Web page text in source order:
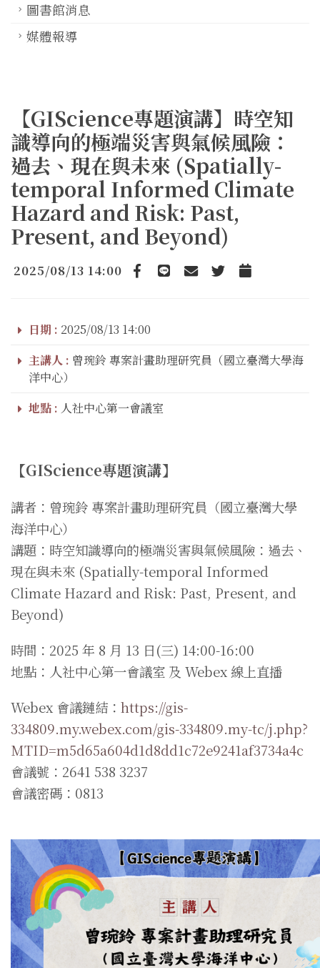
圖書館消息
媒體報導
【GIScience專題演講】時空知
識導向的極端災害與氣候風險：
過去、現在與未來 (Spatially-
temporal Informed Climate
Hazard and Risk: Past,
Present, and Beyond)
2025/08/13 14:00
Facebook
line emailTwitterAdd to Calendar
日期 : 2025/08/13 14:00
主講人 : 曾琬鈴 專案計畫助理研究員（國立臺灣大學海
洋中心）
地點 : 人社中心第一會議室
【GIScience專題演講】
講者：曾琬鈴 專案計畫助理研究員（國立臺灣大學
海洋中心）
講題：時空知識導向的極端災害與氣候風險：過去、
現在與未來 (Spatially-temporal Informed
Climate Hazard and Risk: Past, Present, and
Beyond)
時間：2025 年 8 月 13 日(三) 14:00-16:00
地點：人社中心第一會議室 及 Webex 線上直播
Webex 會議鏈結： https://gis-
334809.my.webex.com/gis-334809.my-tc/j.php?
MTID=m5d65a604d1d8dd1c72e9241af3734a4c
會議號：2641 538 3237
會議密碼：0813